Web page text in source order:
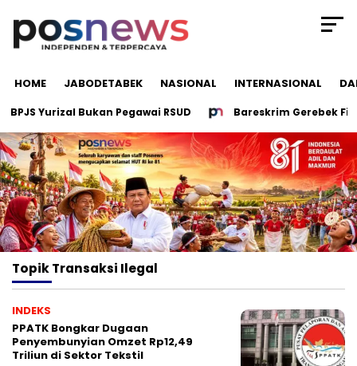
HOME JABODETABEK NASIONAL INTERNASIONAL
Yurizal Bukan Pegawai RSUD Bareskrim Gerebek Five
TopikTransaksi Ilegal
INDEKS
PPATK Bongkar Dugaan
Penyembunyian Omzet Rp12,49
Triliun di Sektor Tekstil